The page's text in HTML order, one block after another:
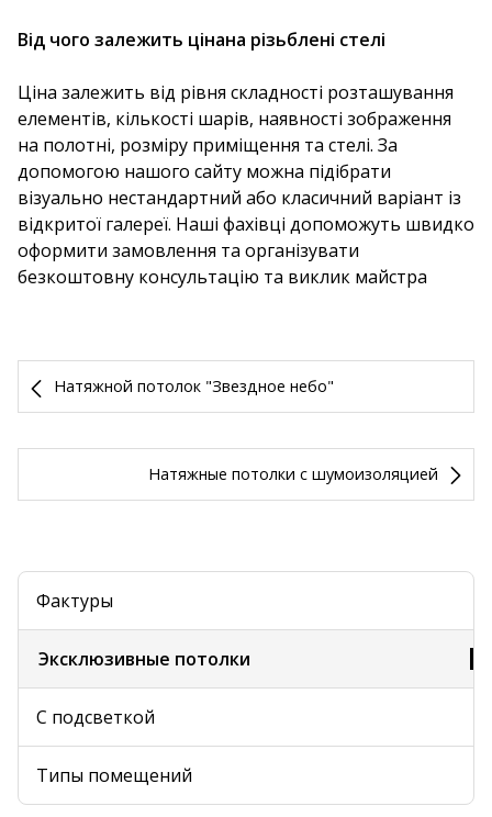
Від чого залежить цінана різьблені стелі
Ціна залежить від рівня складності розташування
елементів, кількості шарів, наявності зображення
на полотні, розміру приміщення та стелі. За
допомогою нашого сайту можна підібрати
візуально нестандартний або класичний варіант із
відкритої галереї. Наші фахівці допоможуть швидко
оформити замовлення та організувати
безкоштовну консультацію та виклик майстра
Натяжной потолок "Звездное небо"
Натяжные потолки с шумоизоляцией
Фактуры
Эксклюзивные потолки
С подсветкой
Типы помещений